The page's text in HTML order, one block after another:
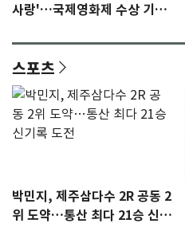
사랑'…국제영화제 수상 기대
스포츠
박민지, 제주삼다수 2R 공동 2
위 도약…통산 최다 21승 신기